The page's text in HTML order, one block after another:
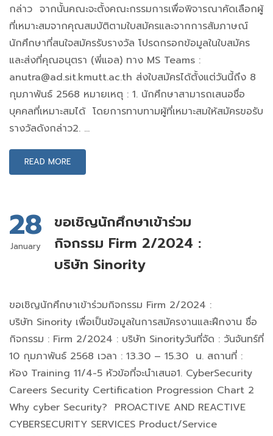
กล่าว จากนั้นคณะจะตั้งคณะกรรมการเพื่อพิจารณาคัดเลือกผู้
ที่เหมาะสมจากคุณสมบัติตามใบสมัครและจากการสัมภาษณ์
นักศึกษาที่สนใจสมัครรับรางวัล โปรดกรอกข้อมูลในใบสมัคร
และส่งที่คุณอนุตรา (พี่แอล) ทาง MS Teams :
anutra@ad.sit.kmutt.ac.th ส่งใบสมัครได้ตั้งแต่วันนี้ถึง 8
กุมภาพันธ์ 2568 หมายเหตุ : 1. นักศึกษาสามารถเสนอชื่อ
บุคคลที่เหมาะสมได้ โดยการทาบทามผู้ที่เหมาะสมให้สมัครขอรับ
รางวัลดังกล่าว2. …
READ MORE
28
January
ขอเชิญนักศึกษาเข้าร่วม
กิจกรรม Firm 2/2024 :
บริษัท Sinority
ขอเชิญนักศึกษาเข้าร่วมกิจกรรม Firm 2/2024 :
บริษัท Sinority เพื่อเป็นข้อมูลในการสมัครงานและฝึกงาน ชื่อ
กิจกรรม : Firm 2/2024 : บริษัท Sinorityวันที่จัด : วันจันทร์ที่
10 กุมภาพันธ์ 2568 เวลา : 13.30 – 15.30 น. สถานที่ :
ห้อง Training 11/4-5 หัวข้อที่จะนำเสนอ1. CyberSecurity
Careers Security Certification Progression Chart 2
Why cyber Security? PROACTIVE AND REACTIVE
CYBERSECURITY SERVICES Product/Service